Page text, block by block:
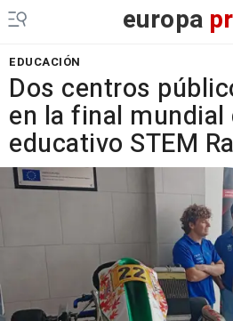
europa
EDUCACIÓN
Dos centros
en la final
educativo STEM